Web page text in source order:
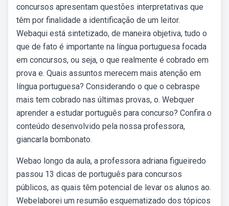
concursos apresentam questões interpretativas que
têm por finalidade a identificação de um leitor.
Webaqui está sintetizado, de maneira objetiva, tudo o
que de fato é importante na língua portuguesa focada
em concursos, ou seja, o que realmente é cobrado em
prova e. Quais assuntos merecem mais atenção em
língua portuguesa? Considerando o que o cebraspe
mais tem cobrado nas últimas provas, o. Webquer
aprender a estudar português para concurso? Confira o
conteúdo desenvolvido pela nossa professora,
giancarla bombonato.
Webao longo da aula, a professora adriana figueiredo
passou 13 dicas de português para concursos
públicos, as quais têm potencial de levar os alunos ao.
Webelaborei um resumão esquematizado dos tópicos